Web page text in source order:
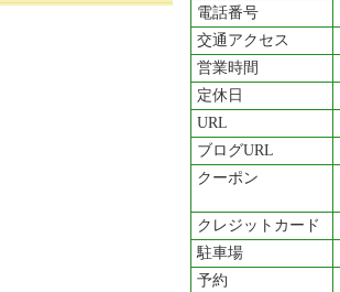
電話番号
交通アクセス
営業時間
定休日
URL
ブログURL
クーポン
クレジットカード
駐車場
予約